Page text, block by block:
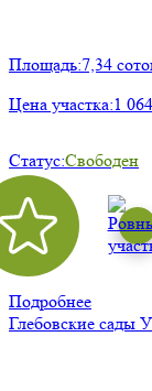
Площадь:7,34
Цена участка:1
Статус:Свободен
Подробнее
Глебовские сады